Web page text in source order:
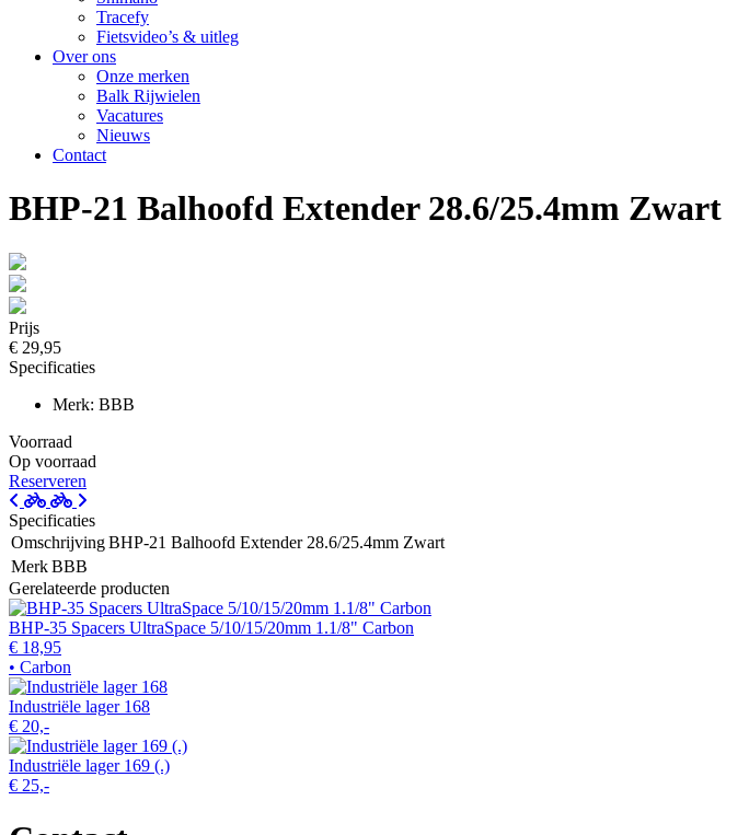
Tracefy
Fietsvideo’s & uitleg
Over ons
Onze merken
Balk Rijwielen
Vacatures
Nieuws
Contact
BHP-21 Balhoofd Extender 28.6/25.4mm Zwart
Prijs
€ 29,95
Specificaties
Merk: BBB
Voorraad
Op voorraad
Reserveren
Specificaties
OmschrijvingBHP-21 Balhoofd Extender 28.6/25.4mm Zwart
MerkBBB
Gerelateerde producten
BHP-35 Spacers UltraSpace 5/10/15/20mm 1.1/8" Carbon
€ 18,95
• Carbon
Industriële lager 168
€ 20,-
Industriële lager 169 (.)
€ 25,-